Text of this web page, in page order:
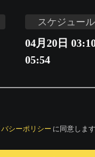
スケジュール
04月20日
05:54
バシーポリシー に同意します